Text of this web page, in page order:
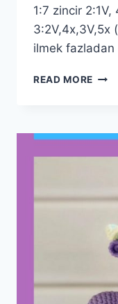
1:7 zincir
3:2V,4x,3V,5x
ilmek
READ MORE